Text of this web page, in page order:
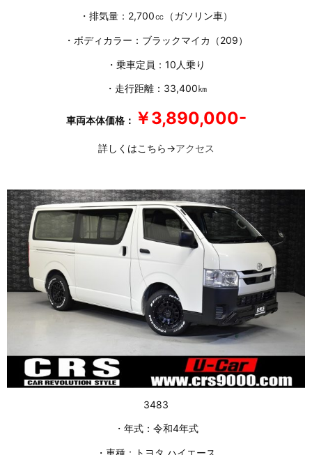
・排気量：2,700㏄（ガソリン車）
・ボディカラー：ブラックマイカ（209）
・乗車定員：10人乗り
・走行距離：33,400㎞
車両本体価格： ￥3,890,000-
詳しくはこちら→アクセス
3483
・年式：令和4年式